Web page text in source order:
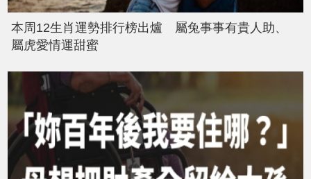
本周12生肖運勢排行榜出爐 屬兔事事有貴人助、
屬虎愛情運甜蜜